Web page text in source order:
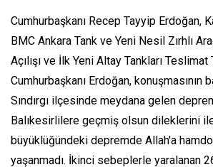
Cumhurbaşkanı Recep Tayyip Erdoğan,
BMC Ankara Tank ve Yeni Nesil Zırhlı
Açılışı ve İlk Yeni Altay Tankları Teslimat
Cumhurbaşkanı Erdoğan, konuşmasının
Sındırgı ilçesinde meydana gelen
Balıkesirlilere geçmiş olsun dileklerini
büyüklüğündeki depremde Allah'a
yaşanmadı. İkinci sebeplerle yaralanan